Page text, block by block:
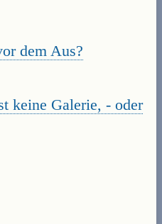
dem Aus?
keine Galerie, - oder